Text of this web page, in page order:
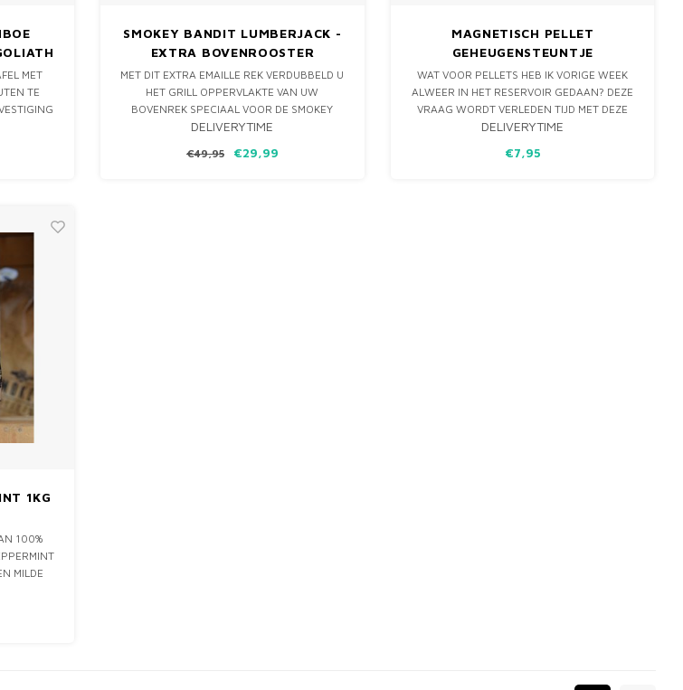
MET
TE
SMOKEY BANDIT LUMBERJACK -
EXTRA BOVENROOSTER
MET DIT EXTRA EMAILLE REK VERDUBBELD U
HET GRILL OPPERVLAKTE VAN UW
BOVENREK SPECIAAL VOOR DE SMOKEY
BANDIT THE EASTWOOD
DELIVERYTIME
€49,95 €29,99
MAGNETISCH PELLET
GEHEUGENSTEUNTJE
WAT VOOR PELLETS HEB IK VORIGE WEEK
ALWEER IN HET RESERVOIR GEDAAN? DEZE
VRAAG WORDT VERLEDEN TIJD MET DEZE
MAGNETISCHE GEHEUGENSTEUNTJES
DELIVERYTIME
€7,95
1KG
100%
MILDE